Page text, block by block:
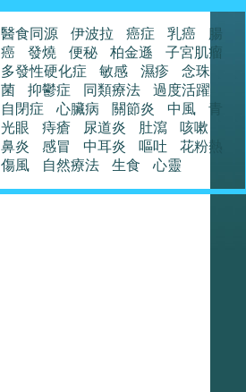
醫食同源 伊波拉 癌症 乳癌
腸
癌
發燒 便秘 柏金遜
子宮肌瘤
多發性硬化症
敏感 濕疹
念珠
菌
抑鬱症 同類療法
過度活躍
自閉症
心臟病 關節炎 中風
青
光眼
痔瘡 尿道炎 肚瀉
咳嗽
鼻炎
感冒 中耳炎 嘔吐
花粉熱
傷風
自然療法 生食 心靈